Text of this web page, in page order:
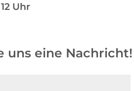
Uhr
uns eine Nachricht!